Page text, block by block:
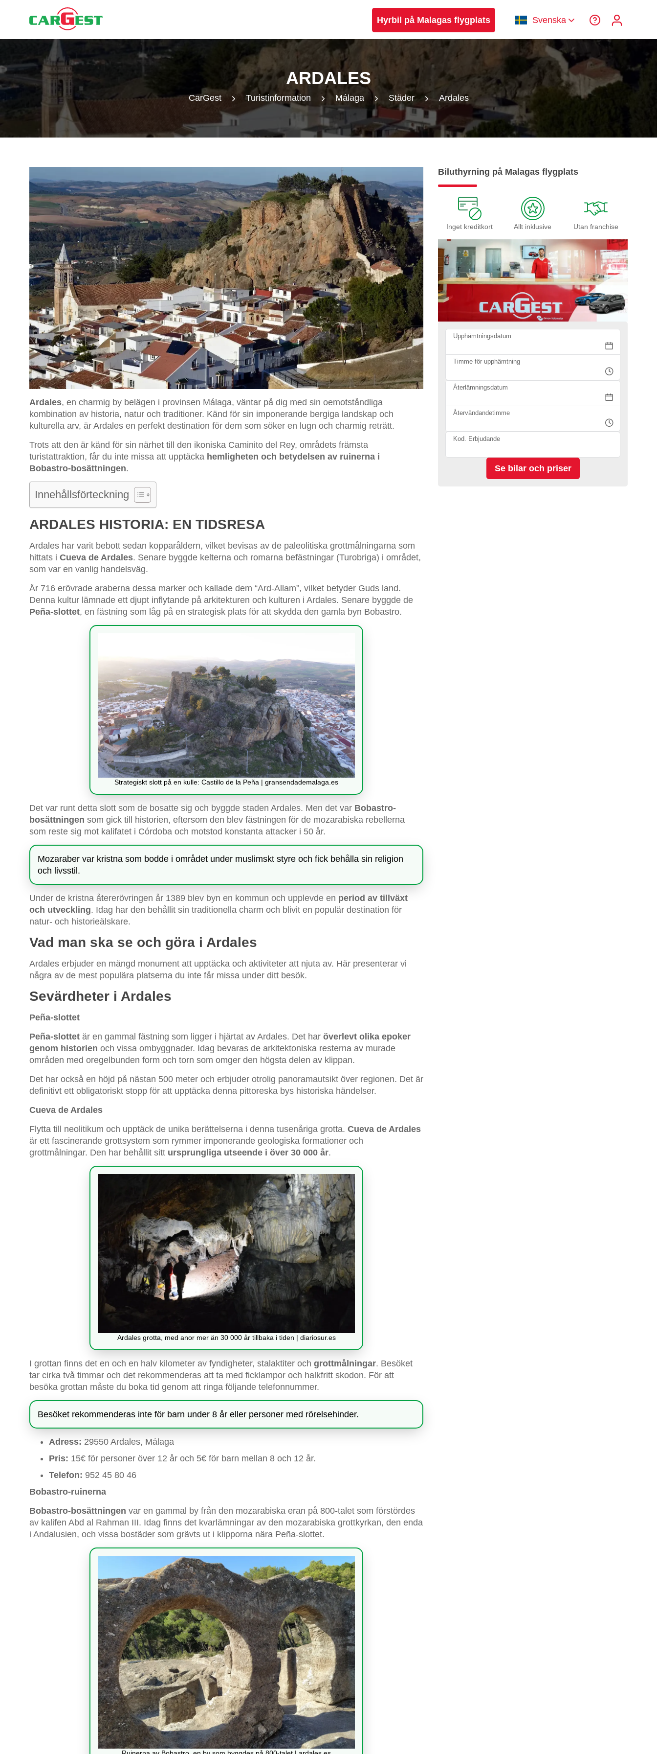
Hyrbil på Malagas flygplats Svenska
ARDALES
CarGest Turistinformation Málaga Städer Ardales
Ardales, en charmig by belägen i provinsen Málaga, väntar på dig med sin oemotståndliga
kombination av historia, natur och traditioner. Känd för sin imponerande bergiga landskap och
kulturella arv, är Ardales en perfekt destination för dem som söker en lugn och charmig reträtt.
Trots att den är känd för sin närhet till den ikoniska Caminito del Rey, områdets främsta
turistattraktion, får du inte missa att upptäcka hemligheten och betydelsen av ruinerna i
Bobastro-bosättningen.
Innehållsförteckning
ARDALES HISTORIA: EN TIDSRESA
Ardales har varit bebott sedan kopparåldern, vilket bevisas av de paleolitiska grottmålningarna som
hittats i Cueva de Ardales. Senare byggde kelterna och romarna befästningar (Turobriga) i området,
som var en vanlig handelsväg.
År 716 erövrade araberna dessa marker och kallade dem “Ard-Allam”, vilket betyder Guds land.
Denna kultur lämnade ett djupt inflytande på arkitekturen och kulturen i Ardales. Senare byggde de
Peña-slottet, en fästning som låg på en strategisk plats för att skydda den gamla byn Bobastro.
Strategiskt slott på en kulle: Castillo de la Peña | gransendademalaga.es
Det var runt detta slott som de bosatte sig och byggde staden Ardales. Men det var Bobastro-
bosättningen som gick till historien, eftersom den blev fästningen för de mozarabiska rebellerna
som reste sig mot kalifatet i Córdoba och motstod konstanta attacker i 50 år.
Mozaraber var kristna som bodde i området under muslimskt styre och fick behålla sin religion
och livsstil.
Under de kristna återerövringen år 1389 blev byn en kommun och upplevde en period av tillväxt
och utveckling. Idag har den behållit sin traditionella charm och blivit en populär destination för
natur- och historieälskare.
Vad man ska se och göra i Ardales
Ardales erbjuder en mängd monument att upptäcka och aktiviteter att njuta av. Här presenterar vi
några av de mest populära platserna du inte får missa under ditt besök.
Sevärdheter i Ardales
Peña-slottet
Peña-slottet är en gammal fästning som ligger i hjärtat av Ardales. Det har överlevt olika epoker
genom historien och vissa ombyggnader. Idag bevaras de arkitektoniska resterna av murade
områden med oregelbunden form och torn som omger den högsta delen av klippan.
Det har också en höjd på nästan 500 meter och erbjuder otrolig panoramautsikt över regionen. Det är
definitivt ett obligatoriskt stopp för att upptäcka denna pittoreska bys historiska händelser.
Cueva de Ardales
Flytta till neolitikum och upptäck de unika berättelserna i denna tusenåriga grotta. Cueva de Ardales
är ett fascinerande grottsystem som rymmer imponerande geologiska formationer och
grottmålningar. Den har behållit sitt ursprungliga utseende i över 30 000 år.
Ardales grotta, med anor mer än 30 000 år tillbaka i tiden | diariosur.es
I grottan finns det en och en halv kilometer av fyndigheter, stalaktiter och grottmålningar. Besöket
tar cirka två timmar och det rekommenderas att ta med ficklampor och halkfritt skodon. För att
besöka grottan måste du boka tid genom att ringa följande telefonnummer.
Besöket rekommenderas inte för barn under 8 år eller personer med rörelsehinder.
Adress: 29550 Ardales, Málaga
Pris: 15€ för personer över 12 år och 5€ för barn mellan 8 och 12 år.
Telefon: 952 45 80 46
Bobastro-ruinerna
Bobastro-bosättningen var en gammal by från den mozarabiska eran på 800-talet som förstördes
av kalifen Abd al Rahman III. Idag finns det kvarlämningar av den mozarabiska grottkyrkan, den enda
i Andalusien, och vissa bostäder som grävts ut i klipporna nära Peña-slottet.
Biluthyrning på Malagas flygplats
Inget kreditkort Allt inklusive Utan franchise
Upphämtningsdatum
Timme för upphämtning
Återlämningsdatum
Återvändandetimme
Kod. Erbjudande